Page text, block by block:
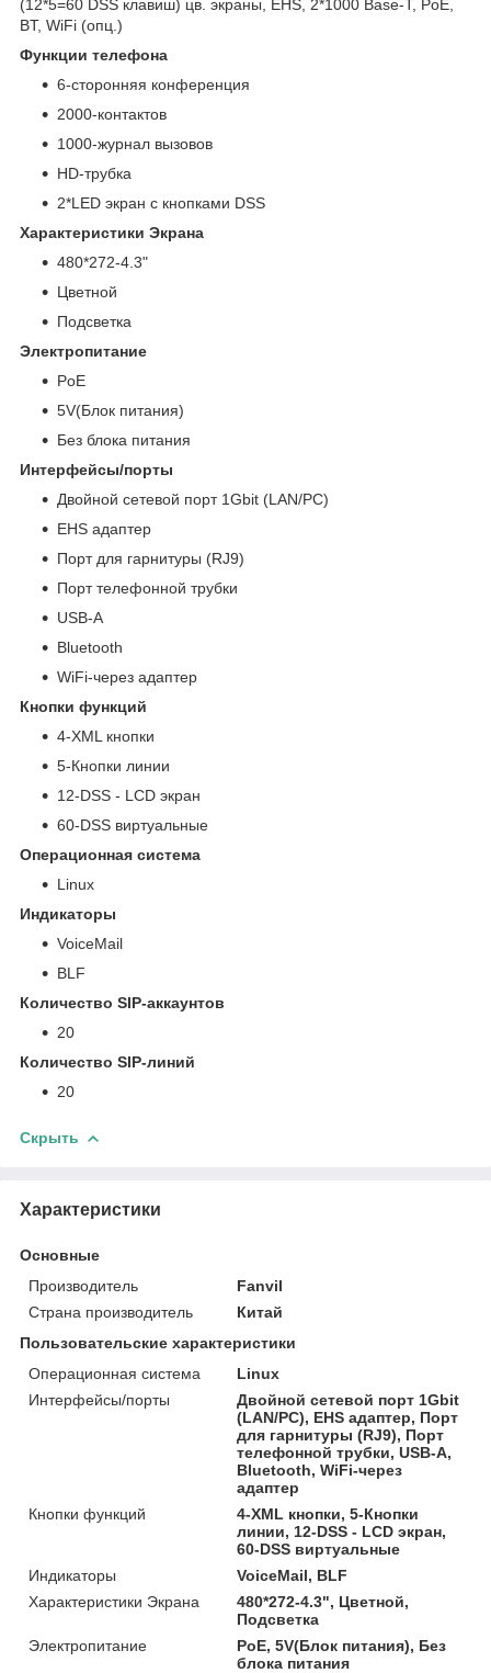
(12*5=60 DSS клавиш) цв. экраны, EHS, 2*1000 Base-T, PoE,
BT, WiFi (опц.)
Функции телефона
6-сторонняя конференция
2000-контактов
1000-журнал вызовов
HD-трубка
2*LED экран с кнопками DSS
Характеристики Экрана
480*272-4.3"
Цветной
Подсветка
Электропитание
PoE
5V(Блок питания)
Без блока питания
Интерфейсы/порты
Двойной сетевой порт 1Gbit (LAN/PC)
EHS адаптер
Порт для гарнитуры (RJ9)
Порт телефонной трубки
USB-A
Bluetooth
WiFi-через адаптер
Кнопки функций
4-XML кнопки
5-Кнопки линии
12-DSS - LCD экран
60-DSS виртуальные
Операционная система
Linux
Индикаторы
VoiceMail
BLF
Количество SIP-аккаунтов
20
Количество SIP-линий
20
Скрыть
Характеристики
Основные
Производитель
Fanvil
Страна производитель
Китай
Пользовательские характеристики
Операционная система
Linux
Интерфейсы/порты
Двойной сетевой порт 1Gbit
(LAN/PC), EHS адаптер, Порт
для гарнитуры (RJ9), Порт
телефонной трубки, USB-A,
Bluetooth, WiFi-через
адаптер
Кнопки функций
4-XML кнопки, 5-Кнопки
линии, 12-DSS - LCD экран,
60-DSS виртуальные
Индикаторы
VoiceMail, BLF
Характеристики Экрана
480*272-4.3", Цветной,
Подсветка
Электропитание
PoE, 5V(Блок питания), Без
блока питания